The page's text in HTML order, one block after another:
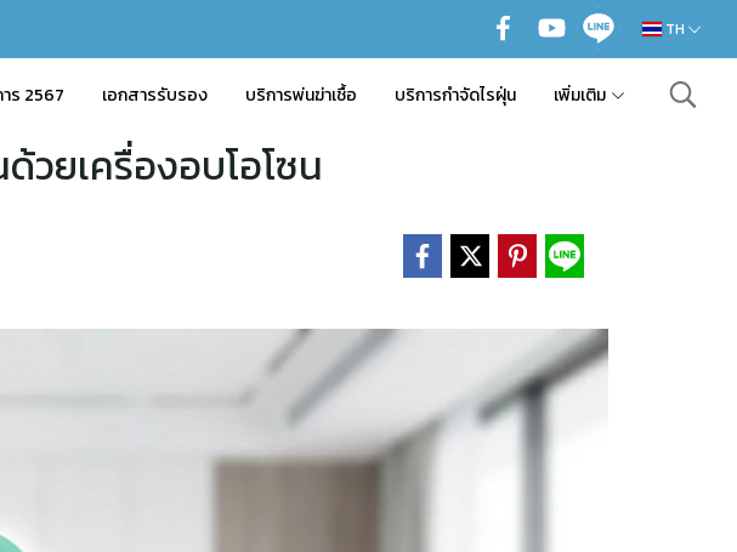
TH
ร 2567 เอกสารรับรอง บริการพ่นฆ่าเชื้อ บริการกำจัดไรฝุ่น เพิ่มเติม
วยเครื่องอบโอโซน